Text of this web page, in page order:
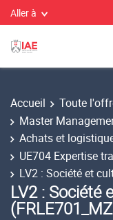
Aller à
Accueil Toute
Master
Achats et
UE704 Expertise
LV2 : Société et
LV2 : Société